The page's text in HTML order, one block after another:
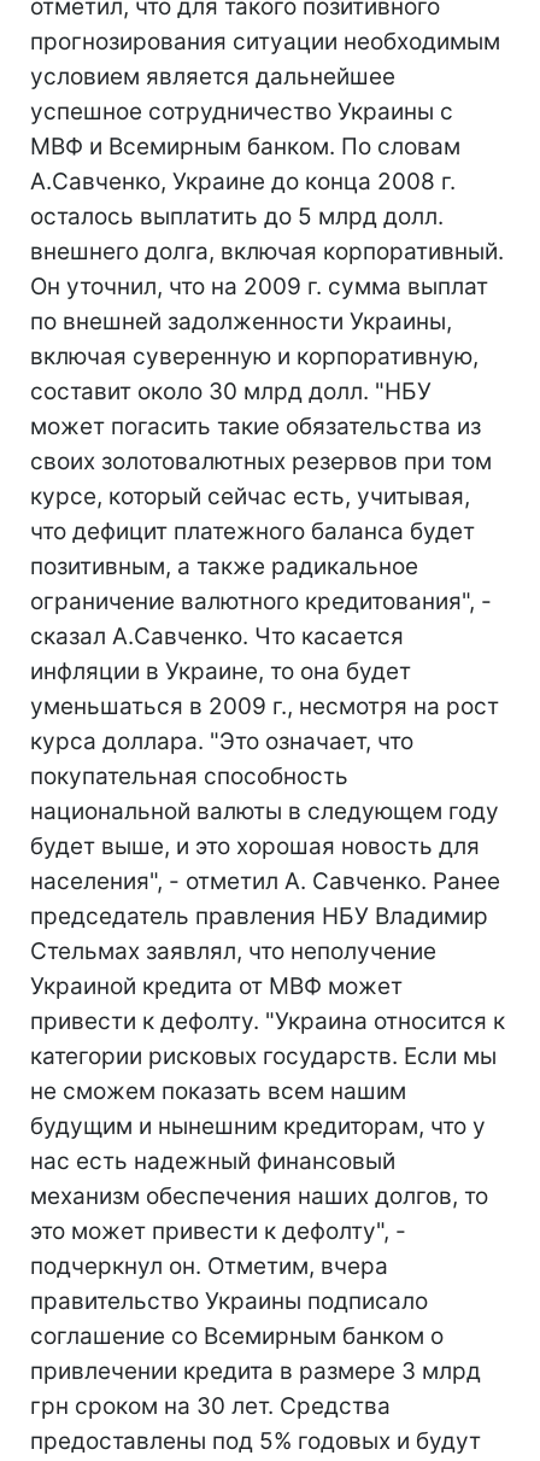
отметил, что для такого позитивного
прогнозирования ситуации необходимым
условием является дальнейшее
успешное сотрудничество Украины с
МВФ и Всемирным банком. По словам
А.Савченко, Украине до конца 2008 г.
осталось выплатить до 5 млрд долл.
внешнего долга, включая корпоративный.
Он уточнил, что на 2009 г. сумма выплат
по внешней задолженности Украины,
включая суверенную и корпоративную,
составит около 30 млрд долл. "НБУ
может погасить такие обязательства из
своих золотовалютных резервов при том
курсе, который сейчас есть, учитывая,
что дефицит платежного баланса будет
позитивным, а также радикальное
ограничение валютного кредитования", -
сказал А.Савченко. Что касается
инфляции в Украине, то она будет
уменьшаться в 2009 г., несмотря на рост
курса доллара. "Это означает, что
покупательная способность
национальной валюты в следующем году
будет выше, и это хорошая новость для
населения", - отметил А. Савченко. Ранее
председатель правления НБУ Владимир
Стельмах заявлял, что неполучение
Украиной кредита от МВФ может
привести к дефолту. "Украина относится к
категории рисковых государств. Если мы
не сможем показать всем нашим
будущим и нынешним кредиторам, что у
нас есть надежный финансовый
механизм обеспечения наших долгов, то
это может привести к дефолту", -
подчеркнул он. Отметим, вчера
правительство Украины подписало
соглашение со Всемирным банком о
привлечении кредита в размере 3 млрд
грн сроком на 30 лет. Средства
предоставлены под 5% годовых и будут